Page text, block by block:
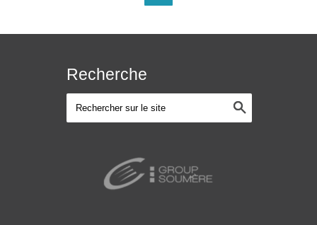
Recherche